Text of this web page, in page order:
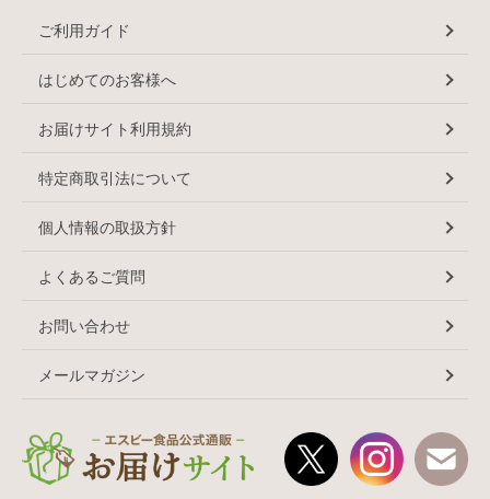
ご利用ガイド
はじめてのお客様へ
お届けサイト利用規約
特定商取引法について
個人情報の取扱方針
よくあるご質問
お問い合わせ
メールマガジン